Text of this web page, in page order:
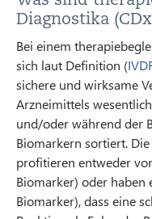
Diagnostika
Bei einem
sich laut Definition (
sichere und wirksame
Arzneimittels
und/oder während der
Biomarkern sortiert.
profitieren entweder
Biomarker) oder haben
Biomarker), dass eine